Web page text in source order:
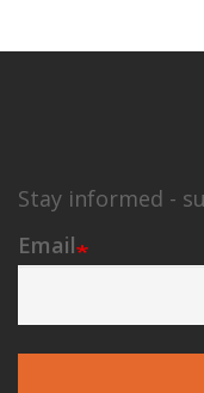
Stay informed -
Email